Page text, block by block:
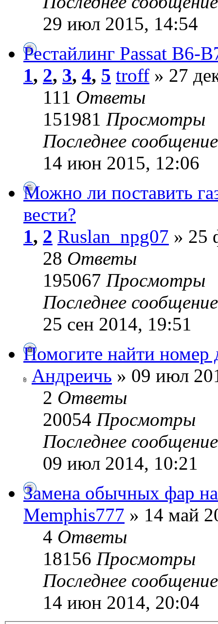
29 июл 2015, 14:54
Рестайлинг Passat B6-
1, 2, 3, 4, 5 troff » 27
111 Ответы
151981 Просмотры
Последнее
14 июн 2015, 12:06
Можно ли поставить
вести?
1, 2 Ruslan_npg07 » 25
28 Ответы
195067 Просмотры
Последнее
25 сен 2014, 19:51
Помогите найти номер
Андреичь » 09 июл
2 Ответы
20054 Просмотры
Последнее
09 июл 2014, 10:21
Замена обычных фар
Memphis777 » 14 май
4 Ответы
18156 Просмотры
Последнее
14 июн 2014, 20:04